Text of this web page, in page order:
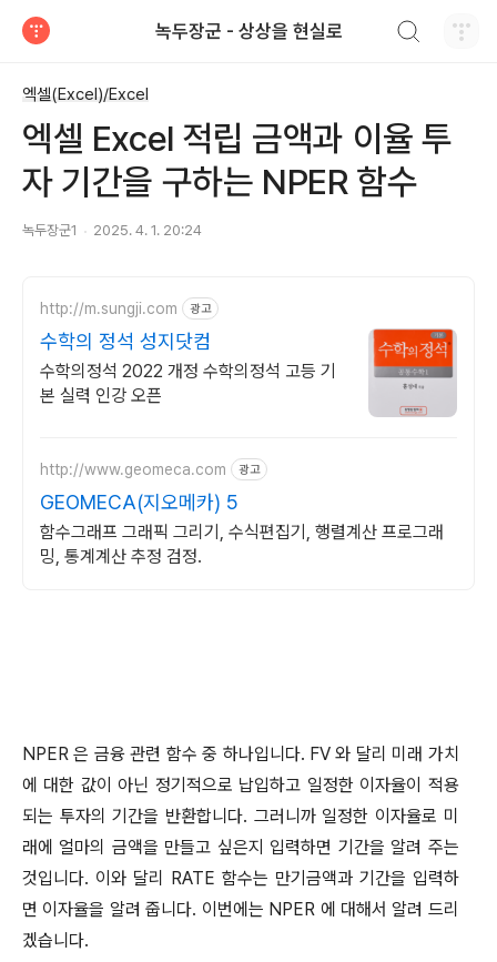
녹두장군 - 상상을 현실로
엑셀(Excel)/Excel
엑셀 Excel 적립 금액과 이율 투
자 기간을 구하는 NPER 함수
녹두장군1 2025. 4. 1. 20:24
http://m.sungji.com 광고
수학의 정석 성지닷컴
수학의정석 2022 개정 수학의정석 고등 기
본 실력 인강 오픈
http://www.geomeca.com 광고
GEOMECA(지오메카) 5
함수그래프 그래픽 그리기, 수식편집기, 행렬계산 프로그래
밍, 통계계산 추정 검정.
NPER은 금융 관련 함수 중 하나입니다. FV와 달리 미래 가치
에 대한 값이 아닌 정기적으로 납입하고 일정한 이자율이 적용
되는 투자의 기간을 반환합니다. 그러니까 일정한 이자율로 미
래에 얼마의 금액을 만들고 싶은지 입력하면 기간을 알려 주는
것입니다. 이와 달리 RATE 함수는 만기금액과 기간을 입력하
면 이자율을 알려 줍니다. 이번에는 NPER 에 대해서 알려 드리
겠습니다.